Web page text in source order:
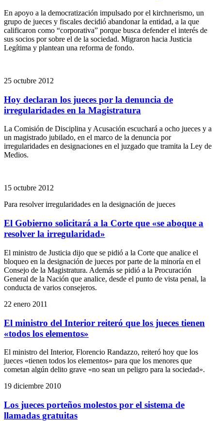
En apoyo a la democratización impulsado por el kirchnerismo, un
grupo de jueces y fiscales decidió abandonar la entidad, a la que
calificaron como “corporativa” porque busca defender el interés de
sus socios por sobre el de la sociedad. Migraron hacia Justicia
Legítima y plantean una reforma de fondo.
25 octubre 2012
Hoy declaran los jueces por la denuncia de
irregularidades en la Magistratura
La Comisión de Disciplina y Acusación escuchará a ocho jueces y a
un magistrado jubilado, en el marco de la denuncia por
irregularidades en designaciones en el juzgado que tramita la Ley de
Medios.
15 octubre 2012
Para resolver irregularidades en la designación de jueces
El Gobierno solicitará a la Corte que «se aboque a
resolver la irregularidad»
El ministro de Justicia dijo que se pidió a la Corte que analice el
bloqueo en la designación de jueces por parte de la minoría en el
Consejo de la Magistratura. Además se pidió a la Procuración
General de la Nación que analice, desde el punto de vista penal, la
conducta de varios consejeros.
22 enero 2011
El ministro del Interior reiteró que los jueces tienen
«todos los elementos»
El ministro del Interior, Florencio Randazzo, reiteró hoy que los
jueces «tienen todos los elementos» para que los menores que
cometan algún delito grave «no sean un peligro para la sociedad».
19 diciembre 2010
Los jueces porteños molestos por el sistema de
llamadas gratuitas